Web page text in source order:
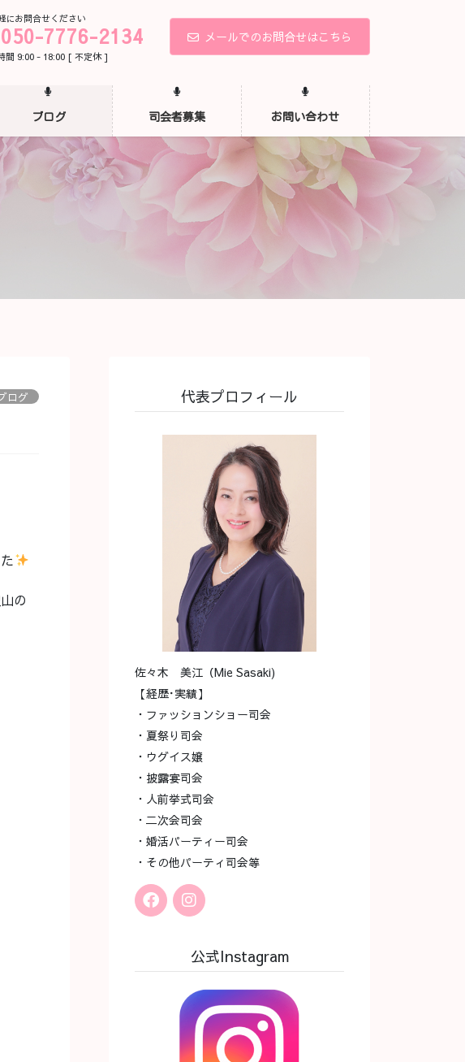
にお問合せください
050-7776-2134
間 9:00 - 18:00 [ 不定休 ]
メールでのお問合せはこちら
ブログ 司会者募集 お問い合わせ
ログ
の
代表プロフィール
佐々木 美江（Mie Sasaki)
【経歴･実績】
・ファッションショー司会
・夏祭り司会
・ウグイス嬢
・披露宴司会
・人前挙式司会
・二次会司会
・婚活パーティー司会
・その他パーティ司会等
公式Instagram